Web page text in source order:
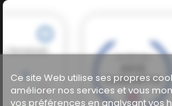
Ce site Web utilise ses propres
améliorer nos services et vous
vos préférences en analysant vos